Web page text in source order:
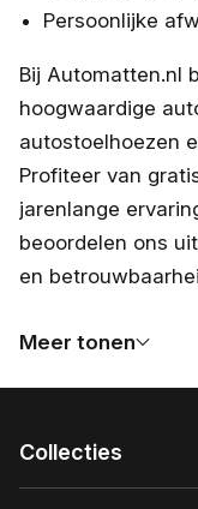
Persoonlijke
Bij Automatten.nl
hoogwaardige
autostoelhoezen
Profiteer van
jarenlange
beoordelen ons
en
Meer tonen
Collecties